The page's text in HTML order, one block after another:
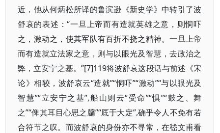
近，他从何炳松所译的鲁滨逊《新史学》中转引了波
舒哀的表述：“一旦上帝而有造就英雄之意，则恫吓
之，激动之，使其军队有百折不挠之精神。一旦上帝
而有造就立法家之意，则与以眼光及智慧，去政治之
弊，立安宁之基。”[7]119将波舒哀这段话与前述《宋
论》相较，波舒哀云“造就”“恫吓”“激动”“与以眼光及
智慧”“立安宁之基”,船山则云“受命”“惧”“鼓之、舞
之”“俾其耳目心思之牖”“厎于大定”,确乎令人不免有若
合符节之叹。而波舒哀的身份亦不寻常，在嵇文甫看